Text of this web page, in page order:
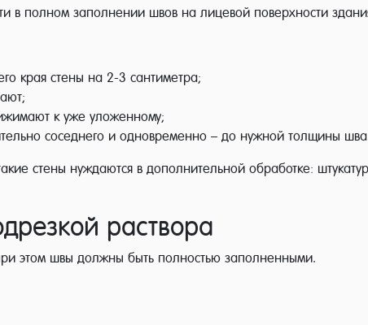
в полном заполнении швов на лицевой поверхности
края стены на 2-3 сантиметра;
к уже уложенному;
соседнего и одновременно – до нужной толщины
стены нуждаются в дополнительной обработке:
раствора
этом швы должны быть полностью заполненными.